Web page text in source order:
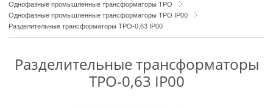
Однофазные промышленные трансформаторы ТРО
Однофазные промышленные трансформаторы ТРО IP00
Разделительные трансформаторы ТРО-0,63 IP00
Разделительные трансформаторы
ТРО-0,63 IP00